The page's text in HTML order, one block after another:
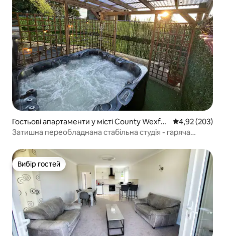
Гостьові апартаменти у місті County Wexfor
d
Середня
4,92 (203)
Затишна переобладнана стабільна студія - гаряча
Вибір гостей
Вибір гостей